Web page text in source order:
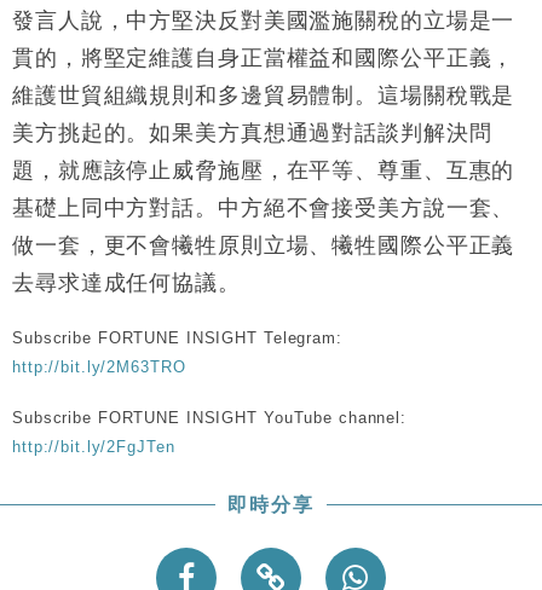
18:15
本地｜新世界K11 9月升級會員制度 增鉑金卡級別鎖
定高消費客群
17:40
財經｜本港6月零售額連升14個月 珠寶鐘錶銷售升勢
最強
16:33
財經｜滙控重啟最多10億美元回購 派息比率目標維持
50%
15:11
財經｜SHEIN傳最快8月中招股 估值料降至400億美
元以下
13:49
本地｜HK Express推飛行套票 兩程低至448元加2元
可多飛一程
發言人說，中方堅決反對美國濫施關稅的立場是一
貫的，將堅定維護自身正當權益和國際公平正義，
維護世貿組織規則和多邊貿易體制。這場關稅戰是
美方挑起的。如果美方真想通過對話談判解決問
題，就應該停止威脅施壓，在平等、尊重、互惠的
基礎上同中方對話。中方絕不會接受美方說一套、
做一套，更不會犧牲原則立場、犧牲國際公平正義
去尋求達成任何協議。
Subscribe FORTUNE INSIGHT Telegram:
http://bit.ly/2M63TRO
Subscribe FORTUNE INSIGHT YouTube channel:
http://bit.ly/2FgJTen
即時分享